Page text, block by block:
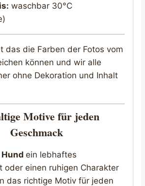
waschbar 30°C
das die Farben der Fotos vom
können und wir alle
ohne Dekoration und Inhalt
Motive für jeden
Geschmack
Hund ein lebhaftes
oder einen ruhigen Charakter
das richtige Motiv für jeden